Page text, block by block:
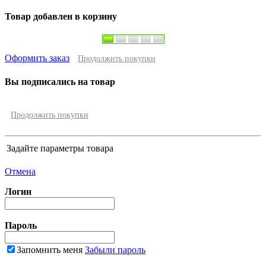
Товар добавлен в корзину
Оформить заказ Продолжить покупки
Вы подписались на товар
Продолжить покупки
Задайте параметры товара
Отмена
Логин
Пароль
Запомнить меня Забыли пароль